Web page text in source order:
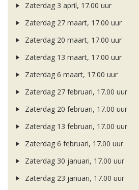
Zaterdag 3 april, 17.00 uur
Zaterdag 27 maart, 17.00 uur
Zaterdag 20 maart, 17.00 uur
Zaterdag 13 maart, 17.00 uur
Zaterdag 6 maart, 17.00 uur
Zaterdag 27 februari, 17.00 uur
Zaterdag 20 februari, 17.00 uur
Zaterdag 13 februari, 17.00 uur
Zaterdag 6 februari, 17.00 uur
Zaterdag 30 januari, 17.00 uur
Zaterdag 23 januari, 17.00 uur